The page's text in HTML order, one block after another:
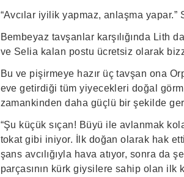
“Avcılar iyilik yapmaz, anlaşma
Bembeyaz tavşanlar karşılığında Lith
ve Selia kalan postu ücretsiz olarak
Bu ve pişirmeye hazır üç tavşan ona
eve getirdiği tüm yiyecekleri doğal
zamankinden daha güçlü bir şekilde
“Şu küçük sıçan! Büyü ile avlanmak
tokat gibi iniyor. İlk doğan olarak hak
şans avcılığıyla hava atıyor, sonra da
parçasının kürk giysilere sahip olan